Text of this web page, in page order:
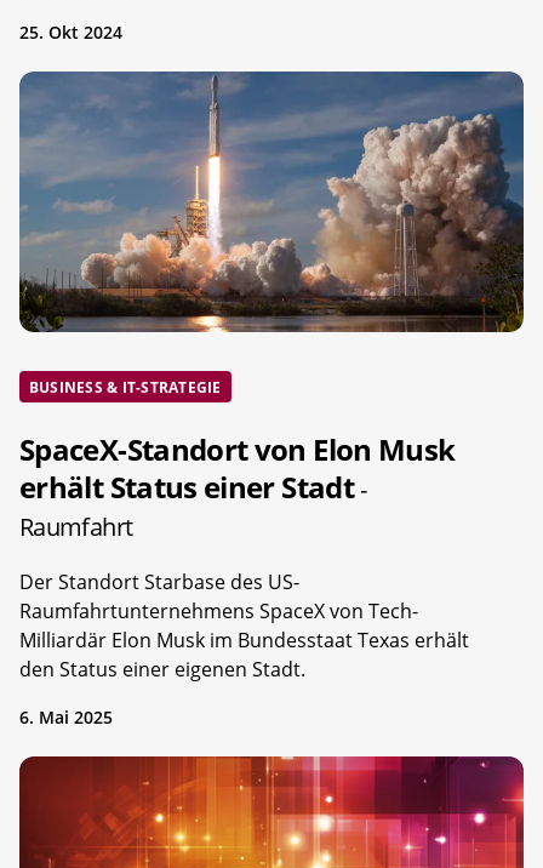
25. Okt 2024
BUSINESS & IT-STRATEGIE
SpaceX-Standort von Elon Musk
erhält Status einer Stadt-
Raumfahrt
Der Standort Starbase des US-
Raumfahrtunternehmens SpaceX von Tech-
Milliardär Elon Musk im Bundesstaat Texas erhält
den Status einer eigenen Stadt.
6. Mai 2025